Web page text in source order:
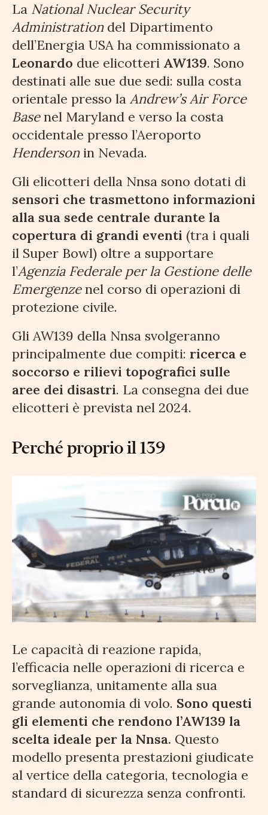
La National Nuclear Security
Administrationdel Dipartimento
dell’Energia USA ha commissionato a
Leonardo due elicotteri AW139. Sono
destinati alle sue due sedi: sulla costa
orientale presso la Andrew’s Air Force
Basenel Maryland e verso la costa
occidentale presso l’Aeroporto
Hendersonin Nevada.
Gli elicotteri della Nnsa sono dotati di
sensori che trasmettono informazioni
alla sua sede centrale durante la
copertura di grandi eventi (tra i quali
il Super Bowl) oltre a supportare
l’Agenzia Federale per la Gestione delle
Emergenzenel corso di operazioni di
protezione civile.
Gli AW139 della Nnsa svolgeranno
principalmente due compiti: ricerca e
soccorso e rilievi topografici sulle
aree dei disastri. La consegna dei due
elicotteri è prevista nel 2024.
Perché proprio il 139
Le capacità di reazione rapida,
l’efficacia nelle operazioni di ricerca e
sorveglianza, unitamente alla sua
grande autonomia di volo. Sono questi
gli elementi che rendono l’AW139 la
scelta ideale per la Nnsa. Questo
modello presenta prestazioni giudicate
al vertice della categoria, tecnologia e
standard di sicurezza senza confronti.